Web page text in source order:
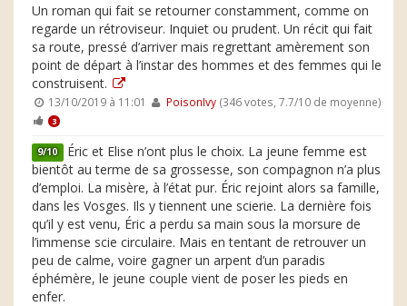
Un roman qui fait se retourner constamment, comme on
regarde un rétroviseur. Inquiet ou prudent. Un récit qui fait
sa route, pressé d’arriver mais regrettant amèrement son
point de départ à l’instar des hommes et des femmes qui le
construisent.
13/10/2019 à 11:01 PoisonIvy(346 votes, 7.7/10 de moyenne)
3
9/10 Éric et Elise n’ont plus le choix. La jeune femme est
bientôt au terme de sa grossesse, son compagnon n’a plus
d’emploi. La misère, à l’état pur. Éric rejoint alors sa famille,
dans les Vosges. Ils y tiennent une scierie. La dernière fois
qu’il y est venu, Éric a perdu sa main sous la morsure de
l’immense scie circulaire. Mais en tentant de retrouver un
peu de calme, voire gagner un arpent d’un paradis
éphémère, le jeune couple vient de poser les pieds en
enfer.